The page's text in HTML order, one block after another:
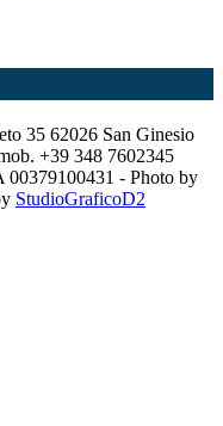
35 62026 San Ginesio
+39 348 7602345
00379100431 - Photo by
StudioGraficoD2